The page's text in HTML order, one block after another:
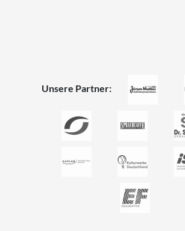
Unsere Partner: